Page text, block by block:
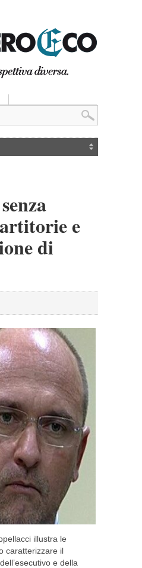
e
di
illustra le
caratterizzare il
e della